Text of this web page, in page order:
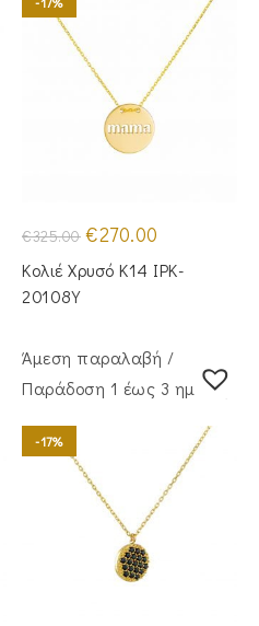
€325.00 Original
price
was:
€325.00.
€270.00
τιμή
είναι:
Κολιέ Χρυσό Κ14 IPK-
20108Y
Άμεση παραλαβή /
Παράδoση 1 έως 3 ημέρες
-17%